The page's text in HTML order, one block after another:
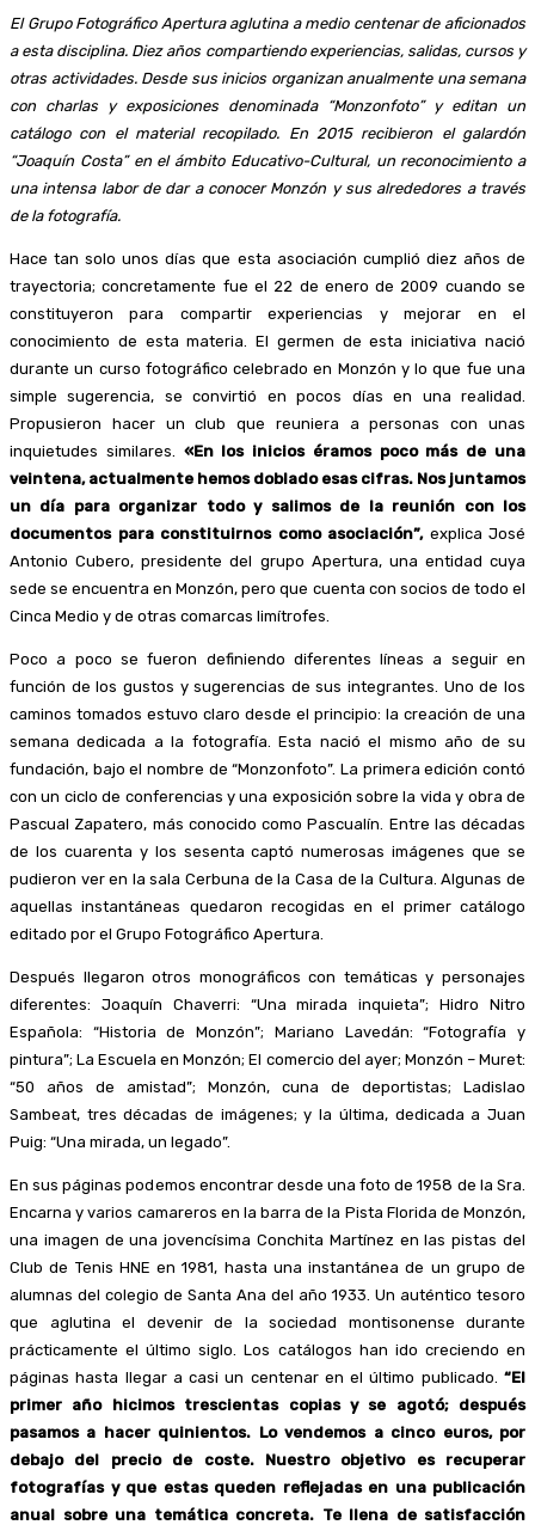
El Grupo Fotográfico Apertura aglutina a medio centenar de aficionados
a esta disciplina. Diez años compartiendo experiencias, salidas, cursos y
otras actividades. Desde sus inicios organizan anualmente una semana
con charlas y exposiciones denominada “Monzonfoto” y editan un
catálogo con el material recopilado. En 2015 recibieron el galardón
“Joaquín Costa” en el ámbito Educativo-Cultural, un reconocimiento a
una intensa labor de dar a conocer Monzón y sus alrededores a través
de la fotografía.
Hace tan solo unos días que esta asociación cumplió diez años de
trayectoria; concretamente fue el 22 de enero de 2009 cuando se
constituyeron para compartir experiencias y mejorar en el
conocimiento de esta materia. El germen de esta iniciativa nació
durante un curso fotográfico celebrado en Monzón y lo que fue una
simple sugerencia, se convirtió en pocos días en una realidad.
Propusieron hacer un club que reuniera a personas con unas
inquietudes similares. «En los inicios éramos poco más de una
veintena, actualmente hemos doblado esas cifras. Nos juntamos
un día para organizar todo y salimos de la reunión con los
documentos para constituirnos como asociación”,explica José
Antonio Cubero, presidente del grupo Apertura, una entidad cuya
sede se encuentra en Monzón, pero que cuenta con socios de todo el
Cinca Medio y de otras comarcas limítrofes.
Poco a poco se fueron definiendo diferentes líneas a seguir en
función de los gustos y sugerencias de sus integrantes. Uno de los
caminos tomados estuvo claro desde el principio: la creación de una
semana dedicada a la fotografía. Esta nació el mismo año de su
fundación, bajo el nombre de “Monzonfoto”. La primera edición contó
con un ciclo de conferencias y una exposición sobre la vida y obra de
Pascual Zapatero, más conocido como Pascualín. Entre las décadas
de los cuarenta y los sesenta captó numerosas imágenes que se
pudieron ver en la sala Cerbuna de la Casa de la Cultura. Algunas de
aquellas instantáneas quedaron recogidas en el primer catálogo
editado por el Grupo Fotográfico Apertura.
Después llegaron otros monográficos con temáticas y personajes
diferentes: Joaquín Chaverri: “Una mirada inquieta”; Hidro Nitro
Española: “Historia de Monzón”; Mariano Lavedán: “Fotografía y
pintura”; La Escuela en Monzón; El comercio del ayer; Monzón – Muret:
“50 años de amistad”; Monzón, cuna de deportistas; Ladislao
Sambeat, tres décadas de imágenes; y la última, dedicada a Juan
Puig: “Una mirada, un legado”.
En sus páginas podemos encontrar desde una foto de 1958 de la Sra.
Encarna y varios camareros en la barra de la Pista Florida de Monzón,
una imagen de una jovencísima Conchita Martínez en las pistas del
Club de Tenis HNE en 1981, hasta una instantánea de un grupo de
alumnas del colegio de Santa Ana del año 1933. Un auténtico tesoro
que aglutina el devenir de la sociedad montisonense durante
prácticamente el último siglo. Los catálogos han ido creciendo en
páginas hasta llegar a casi un centenar en el último publicado. “El
primer año hicimos trescientas copias y se agotó; después
pasamos a hacer quinientos. Lo vendemos a cinco euros, por
debajo del precio de coste. Nuestro objetivo es recuperar
fotografías y que estas queden reflejadas en una publicación
anual sobre una temática concreta. Te llena de satisfacción